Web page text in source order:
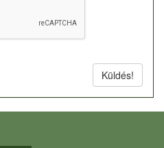
Küldés!